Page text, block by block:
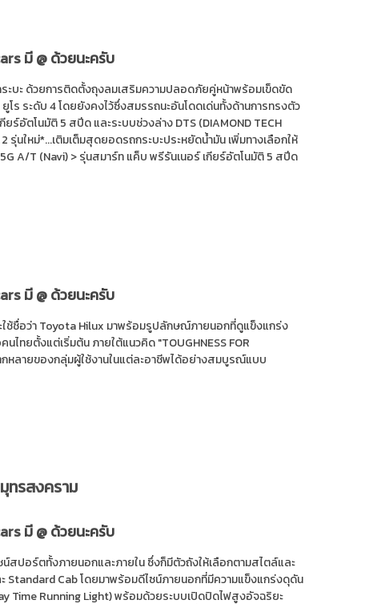
มี @ ด้วยนะครับ
ะบะ ด้วยการติดตั้งถุงลมเสริมความปลอดภัยคู่หน้าพร้อมเข็ดขัด
ระดับ 4 โดยยังคงไว้ซึ่งสมรรถนะอันโดดเด่นทั้งด้านการทรงตัว
ร์อัตโนมัติ 5 สปีด และระบบช่วงล่าง DTS (DIAMOND TECH
รุ่นใหม่*...เติมเต็มสุดยอดรถกระบะประหยัดน้ำมัน เพิ่มทางเลือกให้
A/T (Navi) > รุ่นสมาร์ท แค็บ พรีรันเนอร์ เกียร์อัตโนมัติ 5 สปีด
มี @ ด้วยนะครับ
ช้ชื่อว่า Toyota Hilux มาพร้อมรูปลักษณ์ภายนอกที่ดูแข็งแกร่ง
ทยตั้งแต่เริ่มต้น ภายใต้แนวคิด "TOUGHNESS FOR
กหลายของกลุ่มผู้ใช้งานในแต่ละอาชีพได้อย่างสมบูรณ์แบบ
ทรสงคราม
มี @ ด้วยนะครับ
ปอร์ตทั้งภายนอกและภายใน ซึ่งก็มีตัวถังให้เลือกตามสไตล์และ
Standard Cab โดยมาพร้อมดีไซน์ภายนอกที่มีความแข็งแกร่งดุดัน
Time Running Light) พร้อมด้วยระบบเปิดปิดไฟสูงอัจฉริยะ